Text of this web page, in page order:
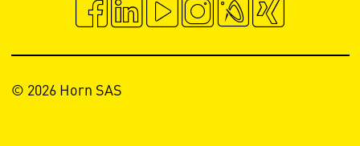
© 2026 Horn SAS